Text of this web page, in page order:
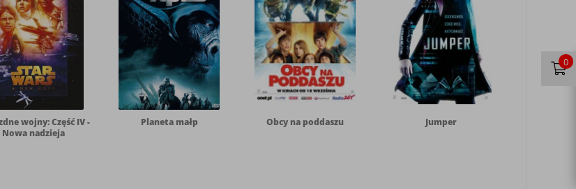
wojny: Część IV -
Nowa nadzieja
Planeta małp Obcy na poddaszu Jumper
0